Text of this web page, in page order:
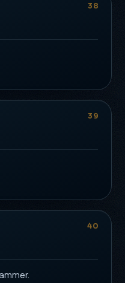
38
39
40